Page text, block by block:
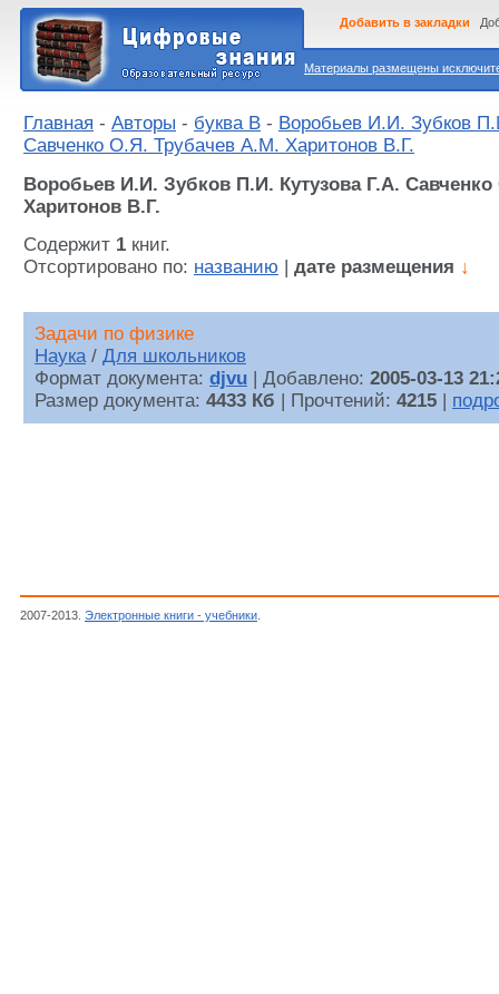
Материалы размещены
Добавить в закладки
Главная - Авторы - буква В - Воробьев И.И. Зубков
Савченко О.Я. Трубачев А.М. Харитонов В.Г.
Воробьев И.И. Зубков П.И. Кутузова Г.А.
Харитонов В.Г.
Содержит 1 книг.
Отсортировано по: названию дате размещения ↓
Задачи по физике
Наука/ Для школьников
Формат документа: djvu | Добавлено: 2005-03-13
Размер документа: 4433 Кб | Прочтений: 4215
2007-2013. Электронные книги - учебники